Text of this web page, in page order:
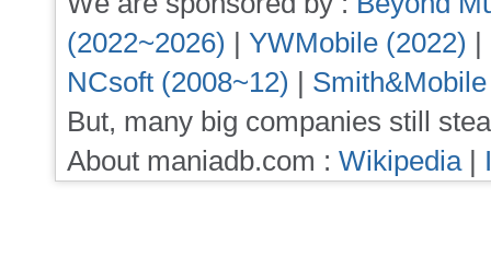
(2022~2026) | YWMobile (2022) |
NCsoft (2008~12) |
But, many big companies still
About maniadb.com : Wikipedia|